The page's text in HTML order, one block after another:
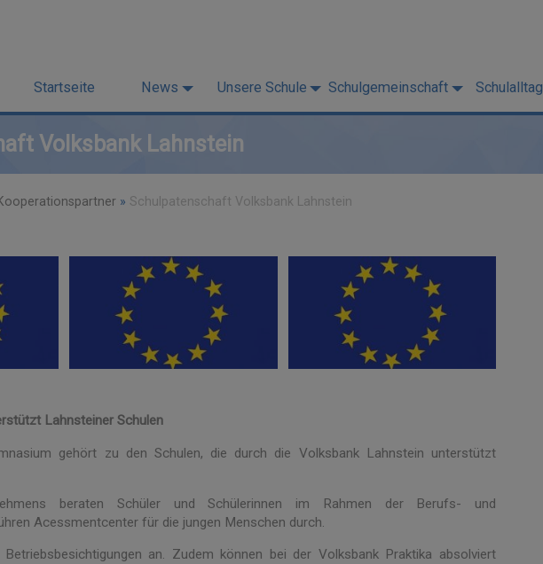
Startseite News Unsere Schule Schulgemeinschaft Schulalltag
Volksbank Lahnstein
» Schulpatenschaft Volksbank Lahnstein
Lahnsteiner Schulen
gehört zu den Schulen, die durch die Volksbank Lahnstein unterstützt
beraten Schüler und Schülerinnen im Rahmen der Berufs- und
Acessmentcenter für die jungen Menschen durch.
an. Zudem können bei der Volksbank Praktika absolviert